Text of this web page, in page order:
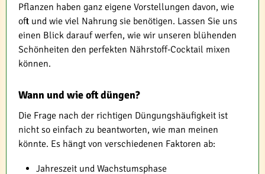
Pflanzen haben ganz eigene Vorstellungen davon, wie
oft und wie viel Nahrung sie benötigen. Lassen Sie uns
einen Blick darauf werfen, wie wir unseren blühenden
Schönheiten den perfekten Nährstoff-Cocktail mixen
können.
Wann und wie oft düngen?
Die Frage nach der richtigen Düngungshäufigkeit ist
nicht so einfach zu beantworten, wie man meinen
könnte. Es hängt von verschiedenen Faktoren ab:
Jahreszeit und Wachstumsphase